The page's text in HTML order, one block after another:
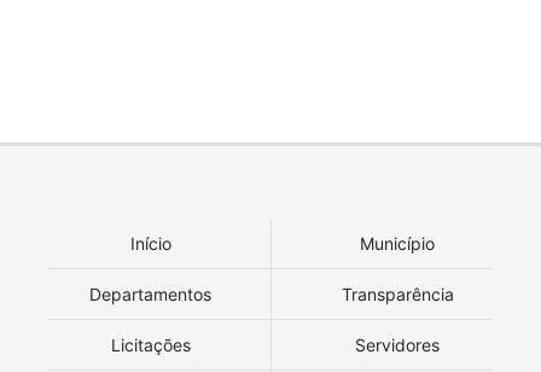
Início Município
Departamentos Transparência
Licitações Servidores